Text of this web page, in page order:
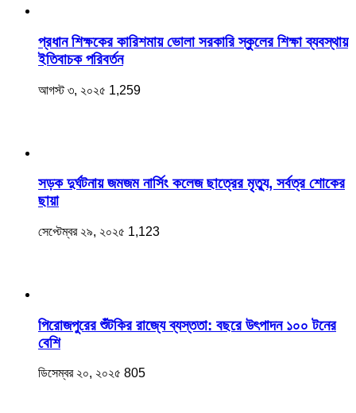
প্রধান শিক্ষকের কারিশমায় ভোলা সরকারি স্কুলের শিক্ষা ব্যবস্থায়
ইতিবাচক পরিবর্তন
আগস্ট ৩, ২০২৫ 1,259
সড়ক দুর্ঘটনায় জমজম নার্সিং কলেজ ছাত্রের মৃত্যু, সর্বত্র শোকের
ছায়া
সেপ্টেম্বর ২৯, ২০২৫ 1,123
‎পিরোজপুরের শুঁটকির রাজ্যে ব্যস্ততা: বছরে উৎপাদন ১০০ টনের
বেশি
ডিসেম্বর ২০, ২০২৫ 805